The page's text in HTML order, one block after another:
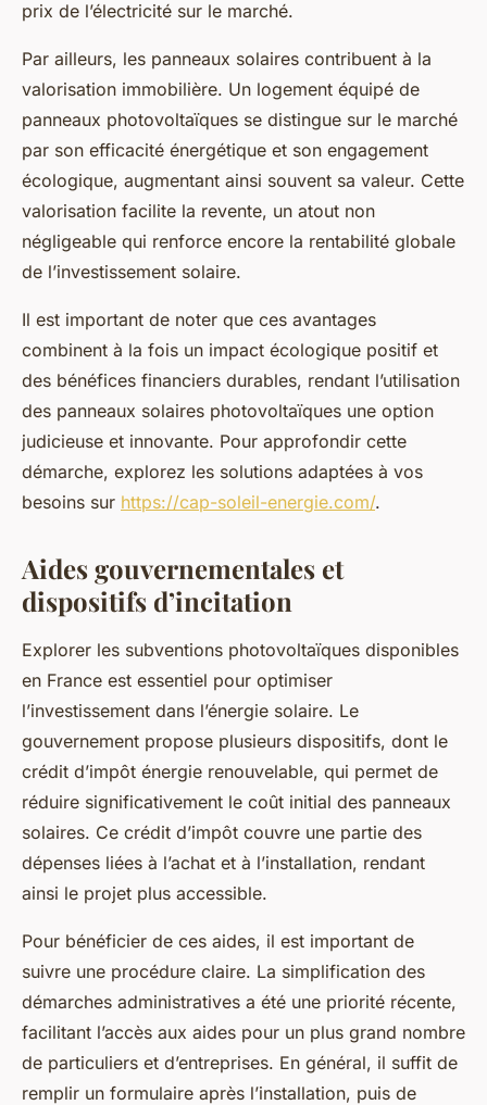
prix de l’électricité sur le marché.
Par ailleurs, les panneaux solaires contribuent à la
valorisation immobilière. Un logement équipé de
panneaux photovoltaïques se distingue sur le marché
par son efficacité énergétique et son engagement
écologique, augmentant ainsi souvent sa valeur. Cette
valorisation facilite la revente, un atout non
négligeable qui renforce encore la rentabilité globale
de l’investissement solaire.
Il est important de noter que ces avantages
combinent à la fois un impact écologique positif et
des bénéfices financiers durables, rendant l’utilisation
des panneaux solaires photovoltaïques une option
judicieuse et innovante. Pour approfondir cette
démarche, explorez les solutions adaptées à vos
besoins sur https://cap-soleil-energie.com/.
Aides gouvernementales et
dispositifs d’incitation
Explorer les subventions photovoltaïques disponibles
en France est essentiel pour optimiser
l’investissement dans l’énergie solaire. Le
gouvernement propose plusieurs dispositifs, dont le
crédit d’impôt énergie renouvelable, qui permet de
réduire significativement le coût initial des panneaux
solaires. Ce crédit d’impôt couvre une partie des
dépenses liées à l’achat et à l’installation, rendant
ainsi le projet plus accessible.
Pour bénéficier de ces aides, il est important de
suivre une procédure claire. La simplification des
démarches administratives a été une priorité récente,
facilitant l’accès aux aides pour un plus grand nombre
de particuliers et d’entreprises. En général, il suffit de
remplir un formulaire après l’installation, puis de